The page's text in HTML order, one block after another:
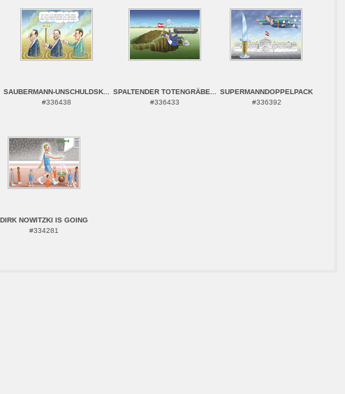
SAUBERMANN-UNSCHULDSK...
#336438
SPALTENDER TOTENGRÄBE...
#336433
SUPERMANNDOPPELPACK
#336392
DIRK NOWITZKI IS GOING
#334281